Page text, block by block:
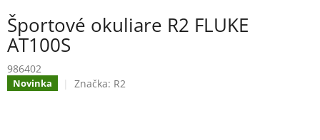
Športové okuliare R2 FLUKE
AT100S
986402
Novinka Značka: R2